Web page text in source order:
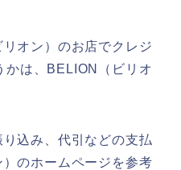
オン）のお店でクレジ
かは、BELION（ビリオ
込み、代引などの支払
のホームページを参考